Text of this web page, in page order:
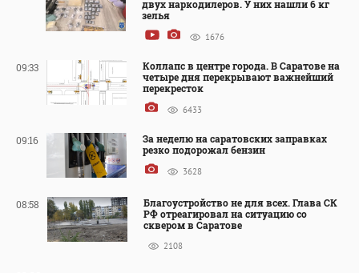
двух наркодилеров. У них нашли 6 кг
зелья
1676
09:33
Коллапс в центре города. В Саратове на
четыре дня перекрывают важнейший
перекресток
6433
09:16
За неделю на саратовских заправках
резко подорожал бензин
3628
08:58
Благоустройство не для всех. Глава СК
РФ отреагировал на ситуацию со
сквером в Саратове
2108